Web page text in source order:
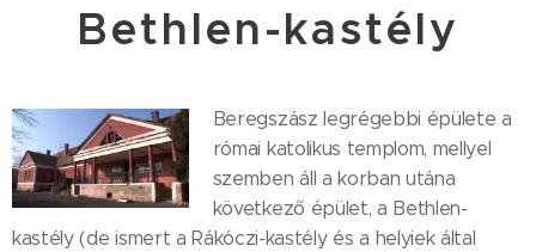
Bethlen-kastély
Beregszász legrégebbi épülete a
római katolikus templom, mellyel
szemben áll a korban utána
következő épület, a Bethlen-
kastély (de ismert a Rákóczi-kastély és a helyiek által